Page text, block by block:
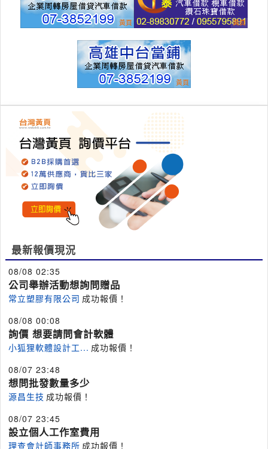
最新報價現況
08/08 02:35
公司舉辦活動想詢問贈品
常立塑膠有限公司 成功報價！
08/08 00:08
詢價 想要請問會計軟體
小狐狸軟體設計工... 成功報價！
08/07 23:48
想問批發數量多少
源昌生技 成功報價！
08/07 23:45
設立個人工作室費用
理查會計師事務所 成功報價！